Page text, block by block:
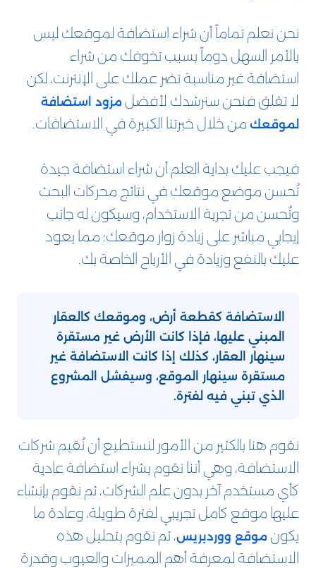
نحن نعلم تماماً أن شراء استضافة لموقعك ليس
بالأمر السهل دوماً بسبب تخوفك من شراء
استضافة غير مناسبة تضر عملك على الإنترنت، لكن
لا تقلق فنحن سنرشدك لأفضل مزود استضافة
لموقعك من خلال خبرتنا الكبيرة في الاستضافات.
فيجب عليك بداية العلم أن شراء استضافة جيدة
تُحسن موضع موقعك في نتائج محركات البحث
وتُحسن من تجربة الاستخدام، وسيكون له جانب
إيجابي مباشر على زيادة زوار موقعك؛ مما يعود
عليك بالنفع وزيادة في الأرباح الخاصة بك.
الاستضافة كقطعة أرض، وموقعك كالعقار
المبني عليها، فإذا كانت الأرض غير مستقرة
سينهار العقار، كذلك إذا كانت الاستضافة غير
مستقرة سينهار الموقع، وسيفشل المشروع
الذي تبني فيه لفترة.
نقوم هنا بالكثير من الأمور لنستطيع أن نُقيم شركات
الاستضافة، وهي أننا نقوم بشراء استضافة عادية
كأي مستخدم آخر بدون علم الشركات، ثم نقوم بإنشاء
عليها موقع كامل تجريبي لفترة طويلة، وعادة ما
يكون موقع ووردبريس، ثم نقوم بتحليل هذه
الاستضافة لمعرفة أهم المميزات والعيوب وقدرة